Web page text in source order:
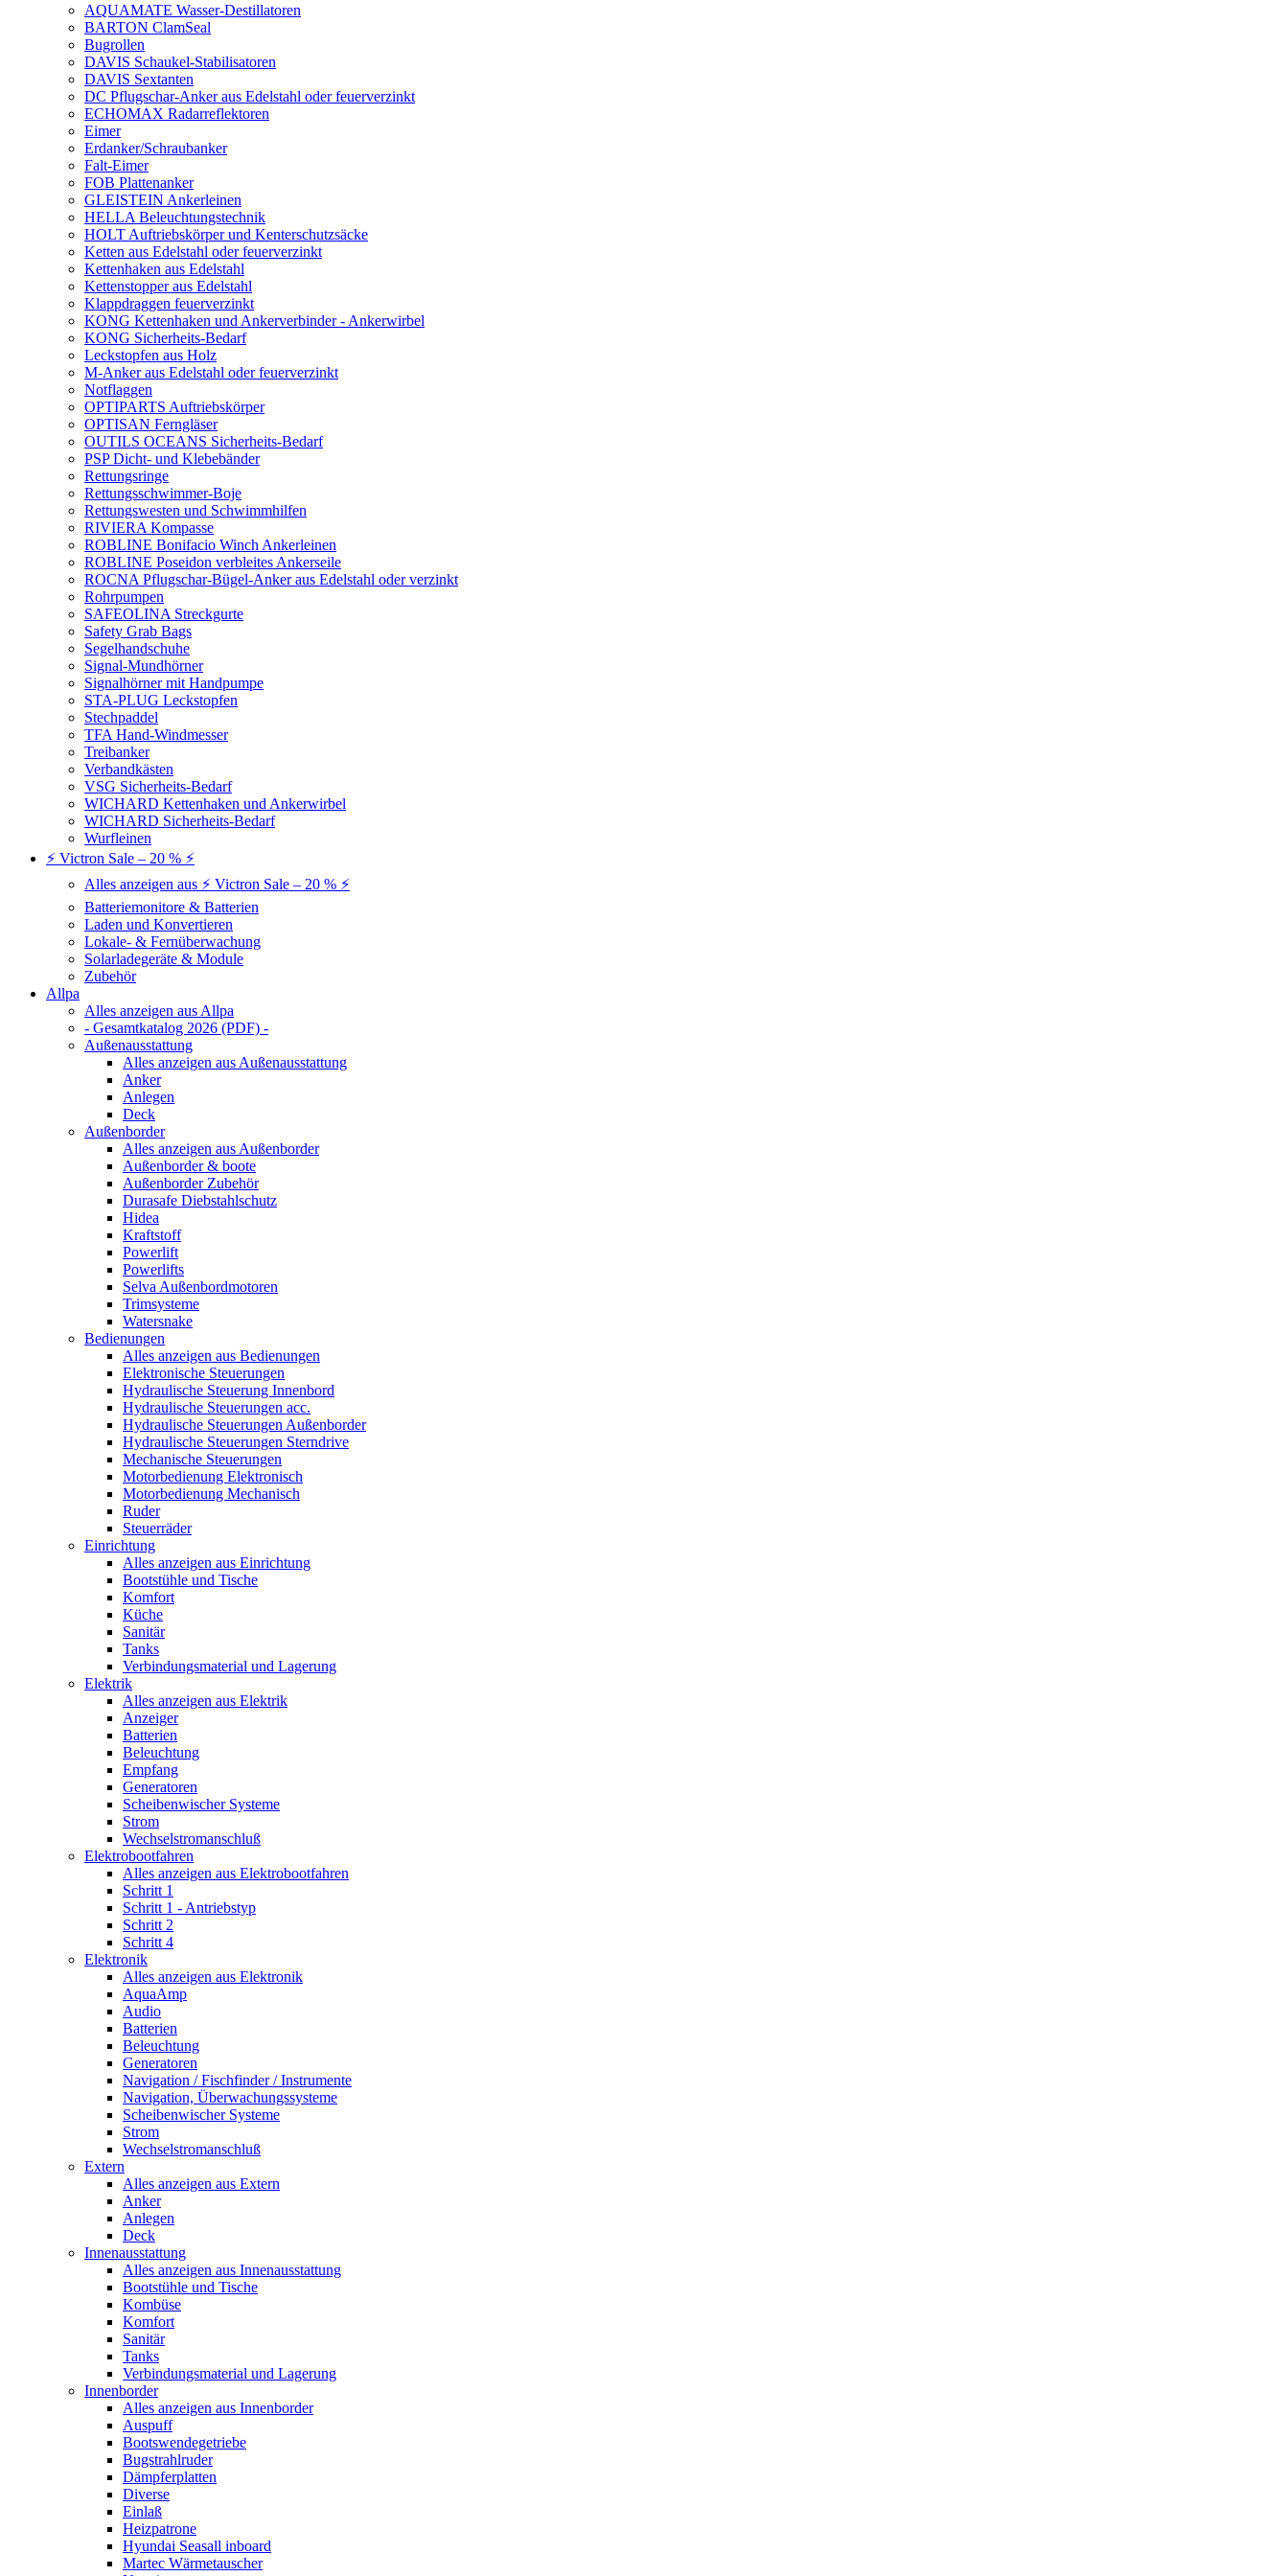
AQUAMATE Wasser-Destillatoren
BARTON ClamSeal
Bugrollen
DAVIS Schaukel-Stabilisatoren
DAVIS Sextanten
DC Pflugschar-Anker aus Edelstahl oder feuerverzinkt
ECHOMAX Radarreflektoren
Eimer
Erdanker/Schraubanker
Falt-Eimer
FOB Plattenanker
GLEISTEIN Ankerleinen
HELLA Beleuchtungstechnik
HOLT Auftriebskörper und Kenterschutzsäcke
Ketten aus Edelstahl oder feuerverzinkt
Kettenhaken aus Edelstahl
Kettenstopper aus Edelstahl
Klappdraggen feuerverzinkt
KONG Kettenhaken und Ankerverbinder - Ankerwirbel
KONG Sicherheits-Bedarf
Leckstopfen aus Holz
M-Anker aus Edelstahl oder feuerverzinkt
Notflaggen
OPTIPARTS Auftriebskörper
OPTISAN Ferngläser
OUTILS OCEANS Sicherheits-Bedarf
PSP Dicht- und Klebebänder
Rettungsringe
Rettungsschwimmer-Boje
Rettungswesten und Schwimmhilfen
RIVIERA Kompasse
ROBLINE Bonifacio Winch Ankerleinen
ROBLINE Poseidon verbleites Ankerseile
ROCNA Pflugschar-Bügel-Anker aus Edelstahl oder verzinkt
Rohrpumpen
SAFEOLINA Streckgurte
Safety Grab Bags
Segelhandschuhe
Signal-Mundhörner
Signalhörner mit Handpumpe
STA-PLUG Leckstopfen
Stechpaddel
TFA Hand-Windmesser
Treibanker
Verbandkästen
VSG Sicherheits-Bedarf
WICHARD Kettenhaken und Ankerwirbel
WICHARD Sicherheits-Bedarf
Wurfleinen
⚡ Victron Sale – 20 % ⚡
Alles anzeigen aus ⚡ Victron Sale – 20 % ⚡
Batteriemonitore & Batterien
Laden und Konvertieren
Lokale- & Fernüberwachung
Solarladegeräte & Module
Zubehör
Allpa
Alles anzeigen aus Allpa
- Gesamtkatalog 2026 (PDF) -
Außenausstattung
Alles anzeigen aus Außenausstattung
Anker
Anlegen
Deck
Außenborder
Alles anzeigen aus Außenborder
Außenborder & boote
Außenborder Zubehör
Durasafe Diebstahlschutz
Hidea
Kraftstoff
Powerlift
Powerlifts
Selva Außenbordmotoren
Trimsysteme
Watersnake
Bedienungen
Alles anzeigen aus Bedienungen
Elektronische Steuerungen
Hydraulische Steuerung Innenbord
Hydraulische Steuerungen acc.
Hydraulische Steuerungen Außenborder
Hydraulische Steuerungen Sterndrive
Mechanische Steuerungen
Motorbedienung Elektronisch
Motorbedienung Mechanisch
Ruder
Steuerräder
Einrichtung
Alles anzeigen aus Einrichtung
Bootstühle und Tische
Komfort
Küche
Sanitär
Tanks
Verbindungsmaterial und Lagerung
Elektrik
Alles anzeigen aus Elektrik
Anzeiger
Batterien
Beleuchtung
Empfang
Generatoren
Scheibenwischer Systeme
Strom
Wechselstromanschluß
Elektrobootfahren
Alles anzeigen aus Elektrobootfahren
Schritt 1
Schritt 1 - Antriebstyp
Schritt 2
Schritt 4
Elektronik
Alles anzeigen aus Elektronik
AquaAmp
Audio
Batterien
Beleuchtung
Generatoren
Navigation / Fischfinder / Instrumente
Navigation, Überwachungssysteme
Scheibenwischer Systeme
Strom
Wechselstromanschluß
Extern
Alles anzeigen aus Extern
Anker
Anlegen
Deck
Innenausstattung
Alles anzeigen aus Innenausstattung
Bootstühle und Tische
Kombüse
Komfort
Sanitär
Tanks
Verbindungsmaterial und Lagerung
Innenborder
Alles anzeigen aus Innenborder
Auspuff
Bootswendegetriebe
Bugstrahlruder
Dämpferplatten
Diverse
Einlaß
Heizpatrone
Hyundai Seasall inboard
Martec Wärmetauscher